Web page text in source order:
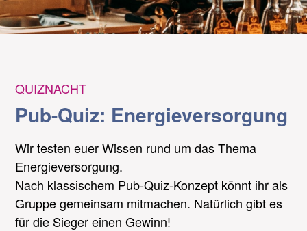
QUIZNACHT
Pub-Quiz: Energieversorgung
Wir testen euer Wissen rund um das Thema
Energieversorgung.
Nach klassischem Pub-Quiz-Konzept könnt ihr als
Gruppe gemeinsam mitmachen. Natürlich gibt es
für die Sieger einen Gewinn!